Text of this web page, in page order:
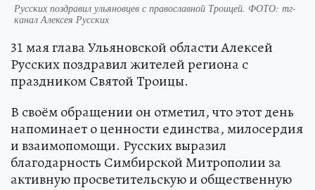
Русских поздравил ульяновцев с православной Троицей. ФОТО: тг-
канал Алексея Русских
31 мая глава Ульяновской области Алексей
Русских поздравил жителей региона с
праздником Святой Троицы.
В своём обращении он отметил, что этот день
напоминает о ценности единства, милосердия
и взаимопомощи. Русских выразил
благодарность Симбирской Митрополии за
активную просветительскую и общественную